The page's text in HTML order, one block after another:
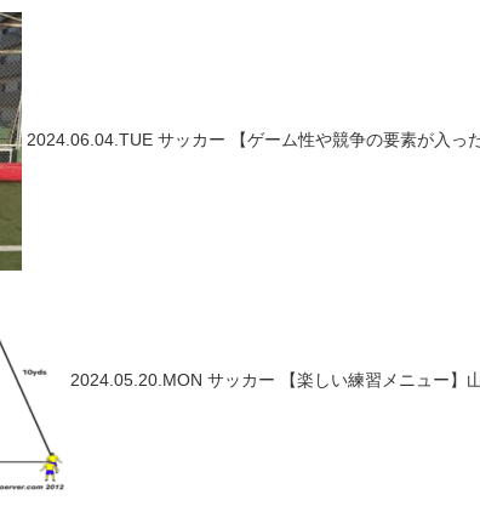
2024.06.04.TUE サッカー 【ゲーム性や競争の要素が入っ
2024.05.20.MON サッカー 【楽しい練習メニュー